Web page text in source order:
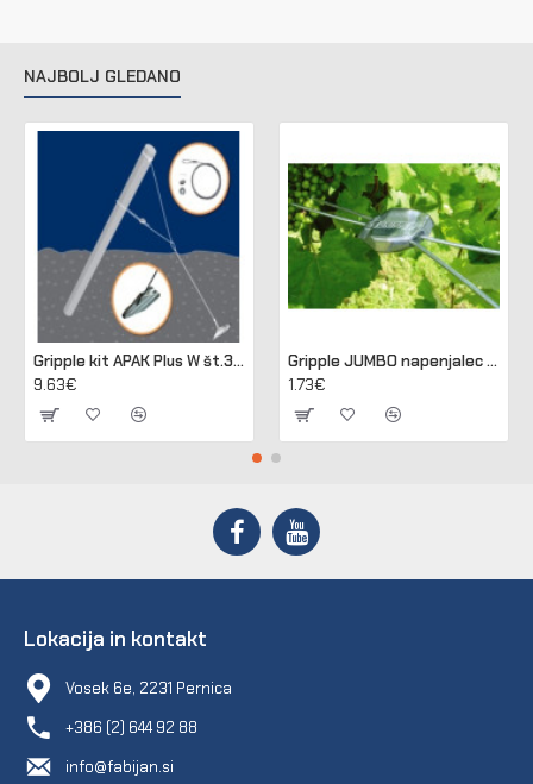
NAJBOLJ GLEDANO
Gripple kit APAK Plus W št.3 za sidranje lesenih in betonskih stebrov
9.63€
Gripple JUMBO napenjalec za žico 2,50 - 3,15 mm (pakir. 20 kos)
1.73€
Lokacija in kontakt
Vosek 6e, 2231 Pernica
+386 (2) 644 92 88
info@fabijan.si